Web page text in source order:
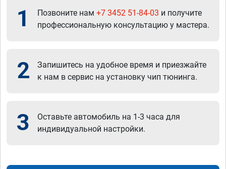
1 Позвоните нам +7 3452 51-84-03 и получите
профессиональную консультацию у мастера.
2
Запишитесь на удобное время и приезжайте
к нам в сервис на установку чип тюнинга.
3
Оставьте автомобиль на 1-3 часа для
индивидуальной настройки.